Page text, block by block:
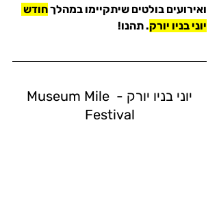
ואירועים בולטים שיתקיימו במהלך חודש
יוני בניו יורק. תהנו!
יוני בניו יורק - Museum Mile
Festival